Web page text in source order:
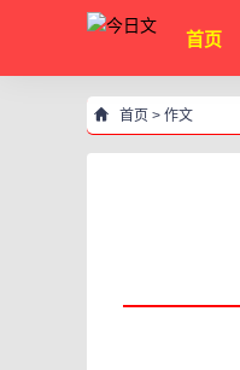
首页
首页 > 作文